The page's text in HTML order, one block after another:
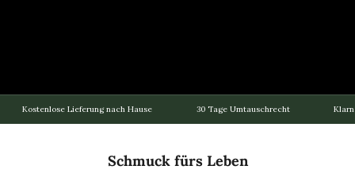
Kostenlose Lieferung nach Hause 30 Tage Umtauschrecht
Schmuck fürs Leben